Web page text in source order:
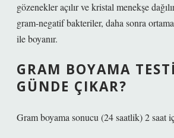
gözenekler açılır ve kristal menekşe
gram-negatif bakteriler, daha sonra
ile boyanır.
GRAM BOYAMA
GÜNDE ÇIKAR?
Gram boyama sonucu (24 saatlik) 2 saat